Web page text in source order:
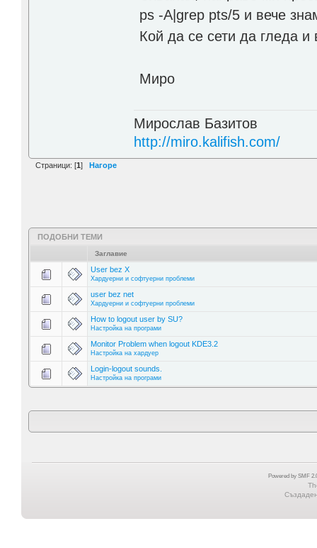
ps -A|grep pts/5 и вече
Кой да се сети да гледа и
Миро
Мирослав Базитов
http://miro.kalifish.com/
Страници: [1] Нагоре
ПОДОБНИ ТЕМИ
Заглавие
User bez X
Хардуерни и софтуерни проблеми
user bez net
Хардуерни и софтуерни проблеми
How to logout user by SU?
Настройка на програми
Monitor Problem when logout KDE3.2
Настройка на хардуер
Login-logout sounds.
Настройка на програми
Powered by SMF